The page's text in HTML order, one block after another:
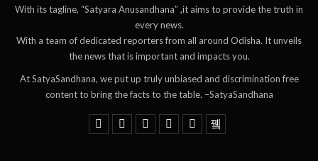
With its tagline, “Satyara Anusandhana” ,it aims to provide the truth in
every news.
With a team of dedicated reporters from all around Odisha. It unveils
the news that is important and impacts you.
At SatyaSandhana, we put up truly unbiased and discrimination free
content to bring the facts to the table. –SatyaSandhana